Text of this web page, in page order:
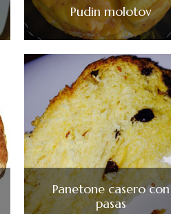
Pudin molotov
Panetone casero con
pasas